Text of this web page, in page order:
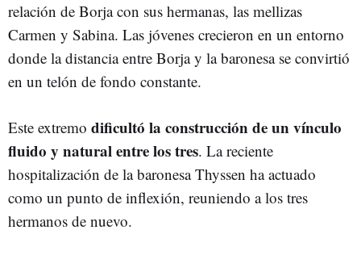
relación de Borja con sus hermanas, las mellizas
Carmen y Sabina. Las jóvenes crecieron en un entorno
donde la distancia entre Borja y la baronesa se convirtió
en un telón de fondo constante.
Este extremo dificultó la construcción de un vínculo
fluido y natural entre los tres. La reciente
hospitalización de la baronesa Thyssen ha actuado
como un punto de inflexión, reuniendo a los tres
hermanos de nuevo.